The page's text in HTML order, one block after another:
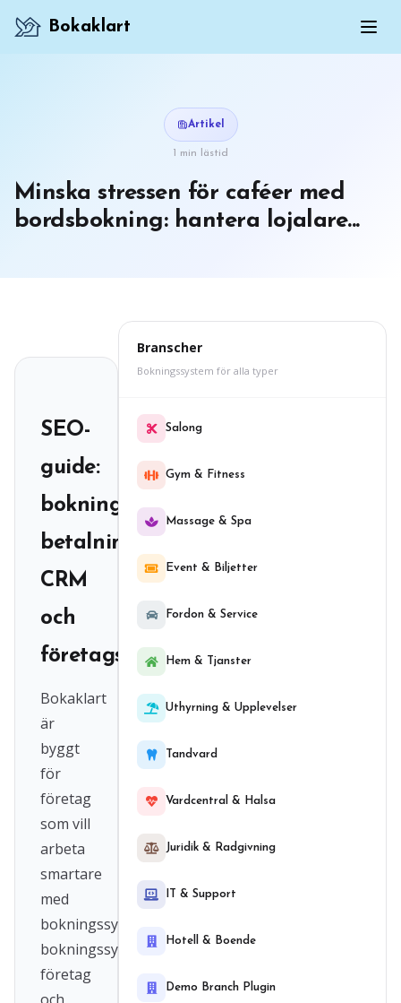
Bokaklart
Artikel
1 min lästid
Minska stressen för caféer med
bordsbokning: hantera lojalare...
SEO-
guide:
bokningssystem,
betalning,
CRM
och
företagssystem
Bokaklart
är
byggt
för
företag
som vill
arbeta
smartare
med
bokningssystem,
bokningssystem
företag
Branscher
Bokningssystem för alla typer
Salong
Gym & Fitness
Massage & Spa
Event & Biljetter
Fordon & Service
Hem & Tjanster
Uthyrning & Upplevelser
Tandvard
Vardcentral & Halsa
Juridik & Radgivning
IT & Support
Hotell & Boende
Demo Branch Plugin